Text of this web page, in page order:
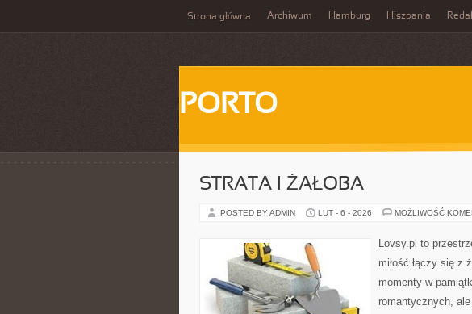
Strona główna Archiwum Hamburg Hiszpania
PORTO
STRATA I ŻAŁOBA
POSTED BY ADMIN LUT - 6 - 2026 MOŻLIWOŚĆ
Lovsy.pl to
miłość łączy się z
momenty w
romantycznych,